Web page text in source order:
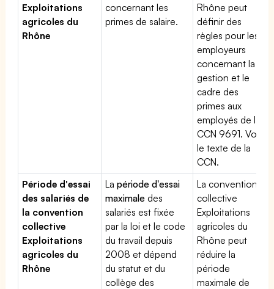
Exploitations
agricoles du
Rhône
concernant les
primes de salaire.
Rhône peut
définir des
règles pour les
employeurs
concernant la
gestion et le
cadre des
primes aux
employés de la
CCN 9691. Voir
le texte de la
CCN.
Période d'essai
des salariés de
la convention
collective
Exploitations
agricoles du
Rhône
Lapériode d'essai
maximale des
salariés est fixée
par la loi et le code
du travail depuis
2008 et dépend
du statut et du
collège des
La convention
collective
Exploitations
agricoles du
Rhône peut
réduire la
période
maximale de